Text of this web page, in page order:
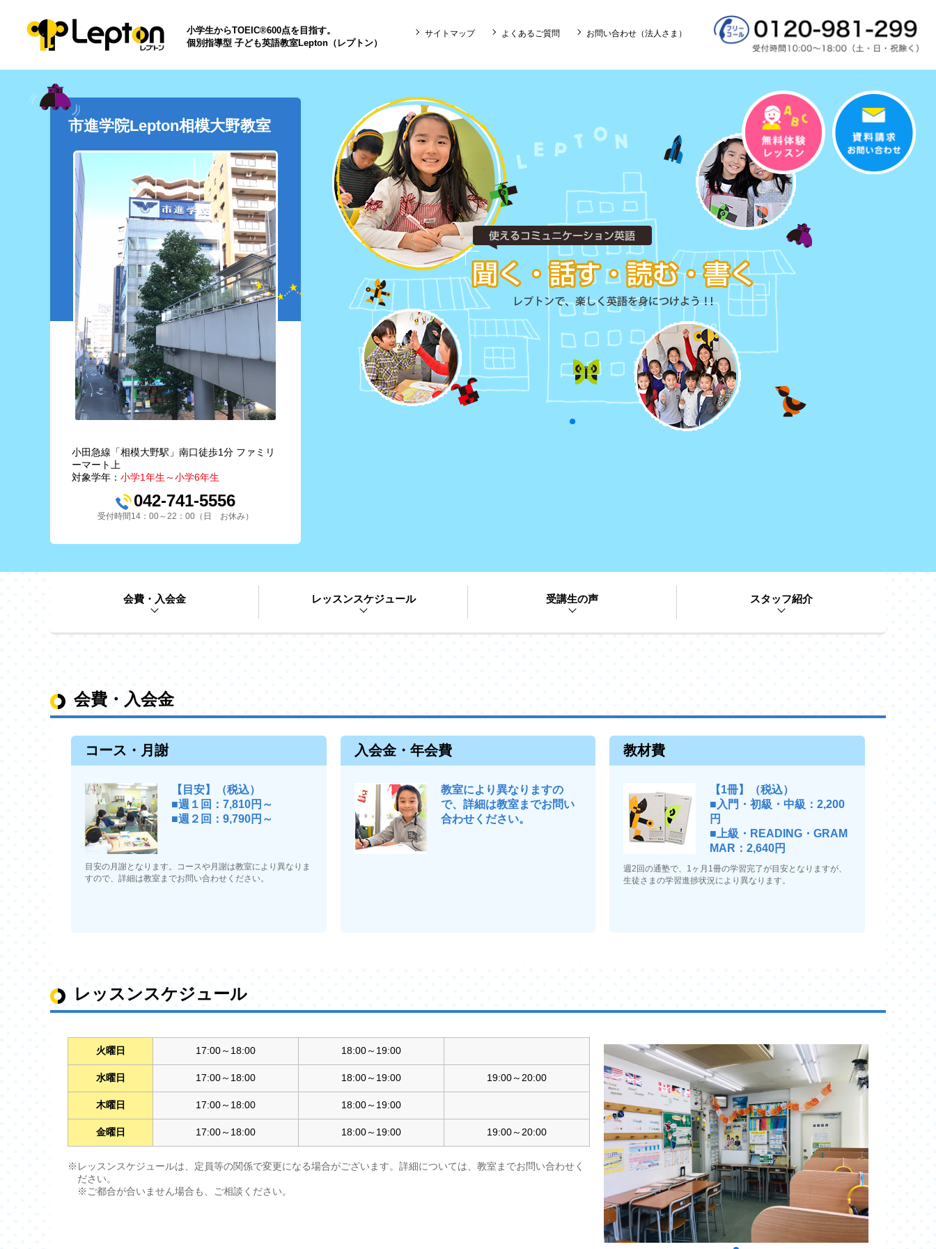
小学生からTOEIC®600点を目指す。
個別指導型 子ども英語教室Lepton（レプトン）
サイトマップ よくあるご質問 お問い合わせ（法人さま）
市進学院Lepton相模大野教室
小田急線「相模大野駅」南口徒歩1分 ファミリ
ーマート上
対象学年： 小学1年生～小学6年生
042-741-5556
受付時間14：00～22：00（日 お休み）
会費・入会金 レッスンスケジュール 受講生の声 スタッフ紹介
会費・入会金
コース・月謝
【目安】（税込）
■週１回：7,810円～
■週２回：9,790円～
目安の月謝となります。コースや月謝は教室により異なりま
すので、詳細は教室までお問い合わせください。
入会金・年会費
教室により異なりますの
で、詳細は教室までお問い
合わせください。
教材費
【1冊】（税込）
■入門・初級・中級：2,200
円
■上級・READING・GRAM
MAR：2,640円
週2回の通塾で、1ヶ月1冊の学習完了が目安となりますが、
生徒さまの学習進捗状況により異なります。
レッスンスケジュール
火曜日 17:00～18:00 18:00～19:00
水曜日 17:00～18:00 18:00～19:00 19:00～20:00
木曜日 17:00～18:00 18:00～19:00
金曜日 17:00～18:00 18:00～19:00 19:00～20:00
※レッスンスケジュールは、定員等の関係で変更になる場合がございます。詳細については、教室までお問い合わせく
ださい。
※ご都合が合いません場合も、ご相談ください。